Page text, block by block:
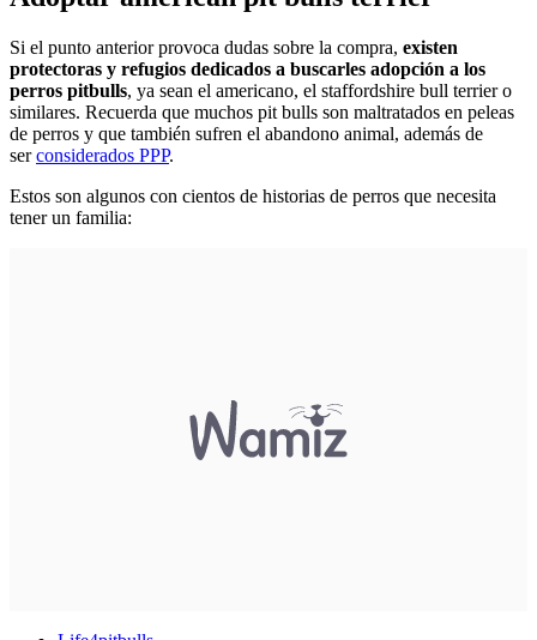
Si el punto anterior provoca dudas sobre la compra, existen
protectoras y refugios dedicados a buscarles adopción a los
perros pitbulls, ya sean el americano, el staffordshire bull terrier o
similares. Recuerda que muchos pit bulls son maltratados en peleas
de perros y que también sufren el abandono animal, además de
serconsiderados PPP.
Estos son algunos con cientos de historias de perros que necesita
tener un familia: